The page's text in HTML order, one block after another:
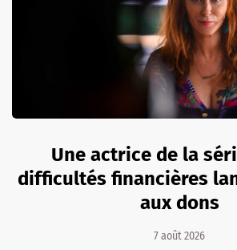
Une actrice de la
difficultés financières
aux dons
7 août 2026